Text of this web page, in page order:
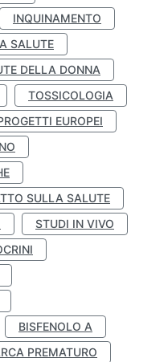
INQUINAMENTO
SALUTE
DELLA DONNA
TOSSICOLOGIA
EUROPEI
SULLA SALUTE
STUDI IN VIVO
BISFENOLO A
PREMATURO